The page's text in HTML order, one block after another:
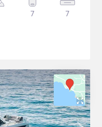
7 7